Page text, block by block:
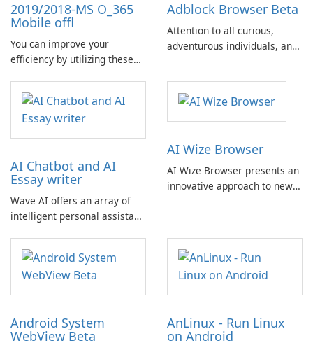
2019/2018-MS O_365
Mobile offl
You can improve your
efficiency by utilizing these
shortcuts.
Adblock Browser Beta
Attention to all curious,
adventurous individuals, and
innovations. Your assistance
is requested!
AI Chatbot and AI
Essay writer
Wave AI offers an array of
intelligent personal assistant
Chat GPT technology. This
includes an AI essay writer,
an AI image generator, and
chatbot AI browser plugins.
AI Wize Browser
AI Wize Browser presents an
innovative approach to news
through the application of
artificial intelligence.
Android System
WebView Beta
AnLinux - Run Linux
on Android